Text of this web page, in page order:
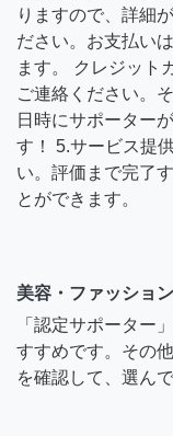
りますので、詳細
ださい。お支払い
ます。 クレジット
ご連絡ください。
日時にサポーター
す！ 5.サービス提
い。評価まで完了
とができます。
美容・ファッショ
「認定サポーター
すすめです。その
を確認して、選ん